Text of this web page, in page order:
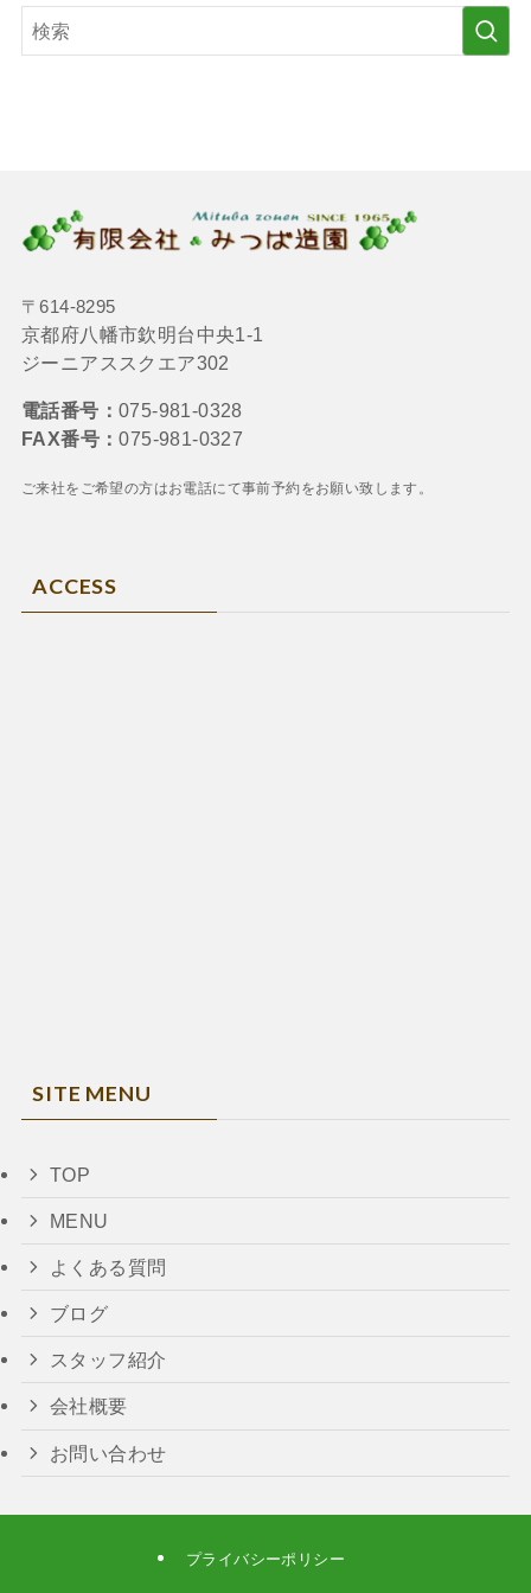
〒614-8295
京都府八幡市欽明台中央1-1
ジーニアススクエア302
電話番号： 075-981-0328
FAX番号：075-981-0327
ご来社をご希望の方はお電話にて事前予約をお願い致します。
ACCESS
SITE MENU
TOP
MENU
よくある質問
ブログ
スタッフ紹介
会社概要
お問い合わせ
プライバシーポリシー